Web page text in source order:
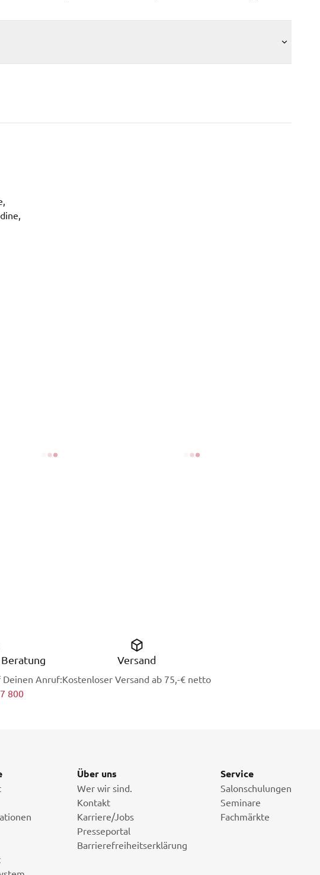
Anruf:
800
Versand
Kostenloser Versand ab 75,-€ netto
Über uns
Wer wir sind.
Kontakt
Karriere/Jobs
Presseportal
Barrierefreiheitserklärung
Service
Salonschulungen
Seminare
Fachmärkte